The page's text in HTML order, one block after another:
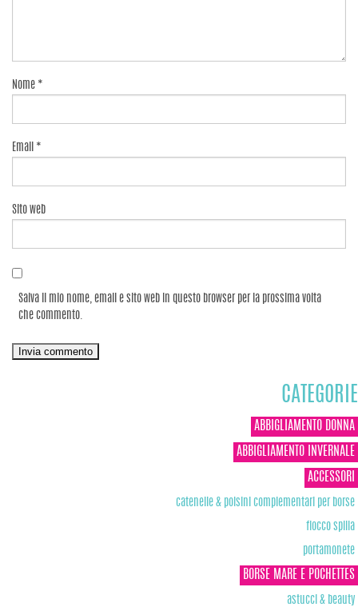
Nome *
Email *
Sito web
Salva il mio nome, email e sito web in questo browser per la prossima volta
che commento.
CATEGORIE
ABBIGLIAMENTO DONNA
ABBIGLIAMENTO INVERNALE
ACCESSORI
catenelle & polsini complementari per borse
fiocco spilla
portamonete
BORSE MARE E POCHETTES
astucci & beauty